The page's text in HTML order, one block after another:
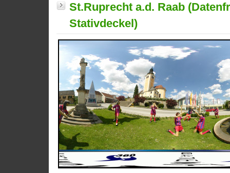
St.Ruprecht a.d. Raab
Stativdeckel)